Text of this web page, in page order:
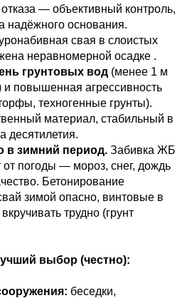
отказа — объективный контроль,
надёжного основания.
свая в слоистых
неравномерной осадке .
грунтовых вод (менее 1 м
и повышенная агрессивность
техногенные грунты).
материал, стабильный в
десятилетия.
в зимний период. Забивка ЖБ
от погоды — мороз, снег, дождь
Бетонирование
зимой опасно, винтовые в
трудно (грунт
выбор (честно):
беседки,